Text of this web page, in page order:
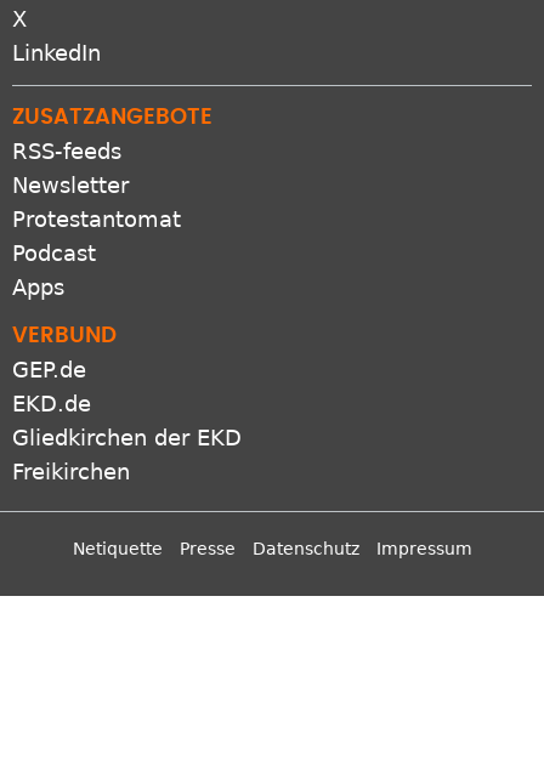
X
LinkedIn
ZUSATZANGEBOTE
RSS-feeds
Newsletter
Protestantomat
Podcast
Apps
VERBUND
GEP.de
EKD.de
Gliedkirchen der EKD
Freikirchen
Netiquette Presse Datenschutz Impressum